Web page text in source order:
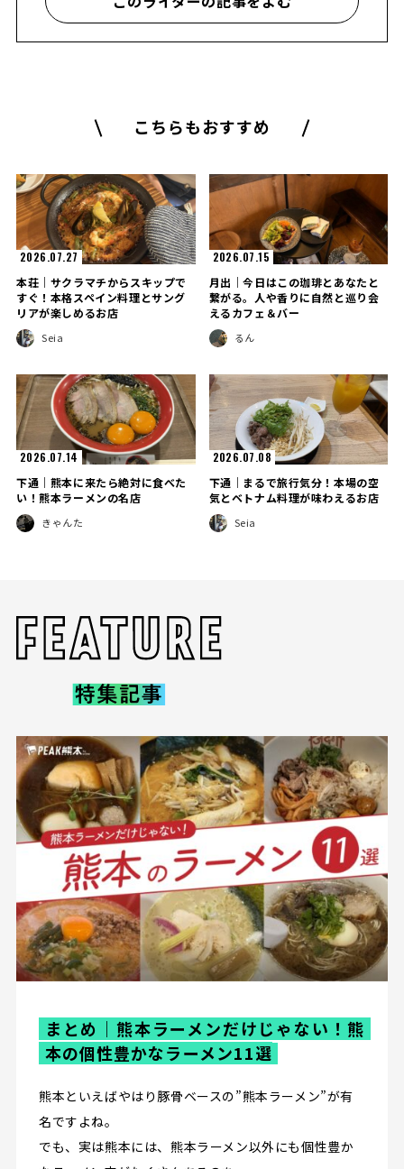
こちらもおすすめ
2026.07.27
本荘｜サクラマチからスキップで
すぐ！本格スペイン料理とサング
リアが楽しめるお店
Seia
2026.07.15
月出｜今日はこの珈琲とあなたと
繋がる。人や香りに自然と巡り会
えるカフェ＆バー
るん
2026.07.14
下通｜熊本に来たら絶対に食べた
い！熊本ラーメンの名店
きゃんた
2026.07.08
下通｜まるで旅行気分！本場の空
気とベトナム料理が味わえるお店
Seia
まとめ｜熊本ラーメンだけじゃない！熊
本の個性豊かなラーメン11選
熊本といえばやはり豚骨ベースの”熊本ラーメン”が有
名ですよね。
でも、実は熊本には、熊本ラーメン以外にも個性豊か